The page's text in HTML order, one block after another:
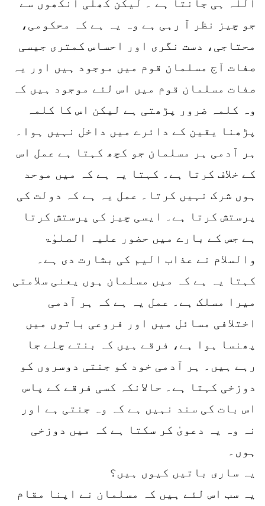
اللہ ہی جانتا ہے ۔ لیکن کھلی آنکھوں سے
جو چیز نظر آ رہی ہے وہ یہ ہے کہ محکومی،
محتاجی، دست نگری اور احساس کمتری جیسی
صفات آج مسلمان قوم میں موجود ہیں اور یہ
صفات مسلمان قوم میں اس لئے موجود ہیں کہ
وہ کلمہ ضرور پڑھتی ہے لیکن اس کا کلمہ
پڑھنا یقین کے دائرے میں داخل نہیں ہوا۔
ہر آدمی ہر مسلمان جو کچھ کہتا ہے عمل اس
کے خلاف کرتا ہے۔ کہتا یہ ہے کہ میں موحد
ہوں شرک نہیں کرتا۔ عمل یہ ہے کہ دولت کی
پرستش کرتا ہے۔ ایسی چیز کی پرستش کرتا
ہے جس کے بارے میں حضور علیہ الصلوٰۃ
والسلام نے عذاب الیم کی بشارت دی ہے۔
کہتا یہ ہے کہ میں مسلمان ہوں یعنی سلامتی
میرا مسلک ہے۔ عمل یہ ہے کہ ہر آدمی
اختلافی مسائل میں اور فروعی باتوں میں
پھنسا ہوا ہے، فرقے ہیں کہ بنتے چلے جا
رہے ہیں۔ ہر آدمی خود کو جنتی دوسروں کو
دوزخی کہتا ہے۔ حالانکہ کسی فرقے کے پاس
اس بات کی سند نہیں ہے کہ وہ جنتی ہے اور
نہ وہ یہ دعویٰ کر سکتا ہے کہ میں دوزخی
ہوں۔
یہ ساری باتیں کیوں ہیں؟
یہ سب اس لئے ہیں کہ مسلمان نے اپنا مقام